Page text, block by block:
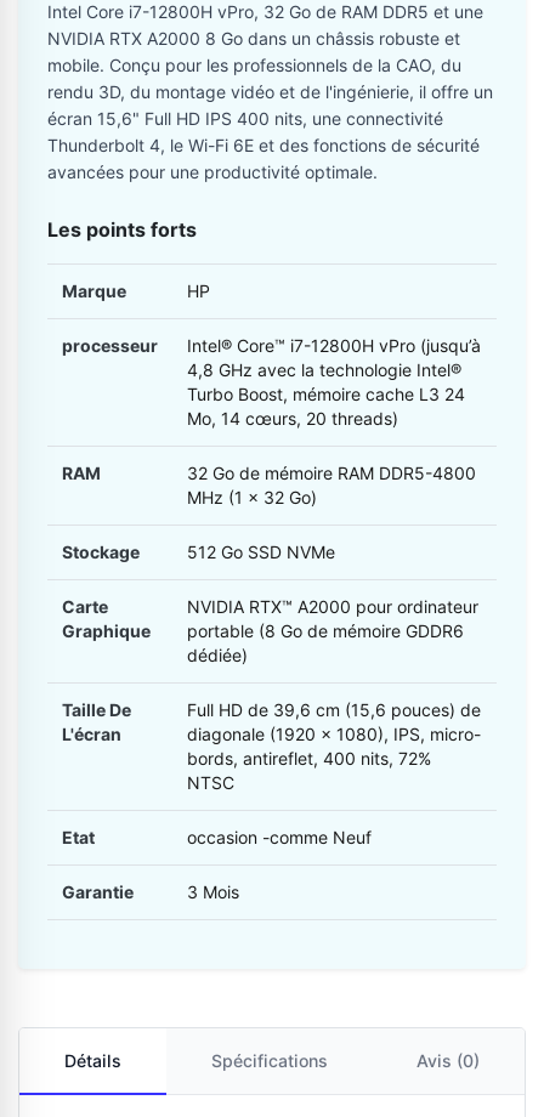
Intel Core i7-12800H vPro, 32 Go de RAM DDR5 et une
NVIDIA RTX A2000 8 Go dans un châssis robuste et
mobile. Conçu pour les professionnels de la CAO, du
rendu 3D, du montage vidéo et de l'ingénierie, il offre un
écran 15,6" Full HD IPS 400 nits, une connectivité
Thunderbolt 4, le Wi-Fi 6E et des fonctions de sécurité
avancées pour une productivité optimale.
Les points forts
Marque HP
processeur
Intel® Core™ i7-12800H vPro (jusqu’à
4,8 GHz avec la technologie Intel®
Turbo Boost, mémoire cache L3 24
Mo, 14 cœurs, 20 threads)
RAM
32 Go de mémoire RAM DDR5-4800
MHz (1 x 32 Go)
Stockage 512 Go SSD NVMe
Carte
Graphique
NVIDIA RTX™ A2000 pour ordinateur
portable (8 Go de mémoire GDDR6
dédiée)
Taille De
L'écran
Full HD de 39,6 cm (15,6 pouces) de
diagonale (1920 x 1080), IPS, micro-
bords, antireflet, 400 nits, 72%
NTSC
Etat occasion -comme Neuf
Garantie 3 Mois
Détails Spécifications Avis (0)